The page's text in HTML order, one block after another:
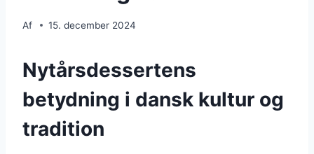
Af 15. december 2024
Nytårsdessertens
betydning i dansk kultur og
tradition